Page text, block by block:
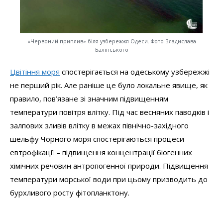
«Червоний приплив» біля узбережжя Одеси. Фото Владислава
Балінського
Цвітіння моря спостерігається на одеському узбережжі
не перший рік. Але раніше це було локальне явище, як
правило, пов’язане зі значним підвищенням
температури повітря влітку. Під час весняних паводків і
залпових зливів влітку в межах північно-західного
шельфу Чорного моря спостерігаються процеси
евтрофікації – підвищення концентрації біогенних
хімічних речовин антропогенної природи. Підвищення
температури морської води при цьому призводить до
бурхливого росту фітопланктону.